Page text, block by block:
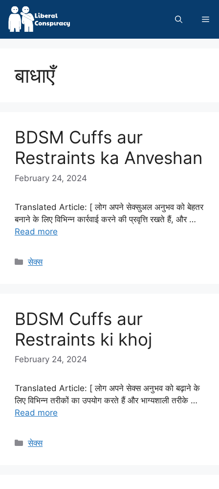
Skip
content
बाधाएँ
BDSM Cuffs aur
Restraints ka Anveshan
February 24, 2024
Translated Article: [ लोग अपने सेक्सुअल अनुभव को बेहतर
बनाने के लिए विभिन्न कार्रवाई करने की प्रवृत्ति रखते हैं, और …
Read more
Categories
सेक्स
BDSM Cuffs aur
Restraints ki khoj
February 24, 2024
Translated Article: [ लोग अपने सेक्स अनुभव को बढ़ाने के
लिए विभिन्न तरीकों का उपयोग करते हैं और भाग्यशाली तरीके …
Read more
Categories
सेक्स